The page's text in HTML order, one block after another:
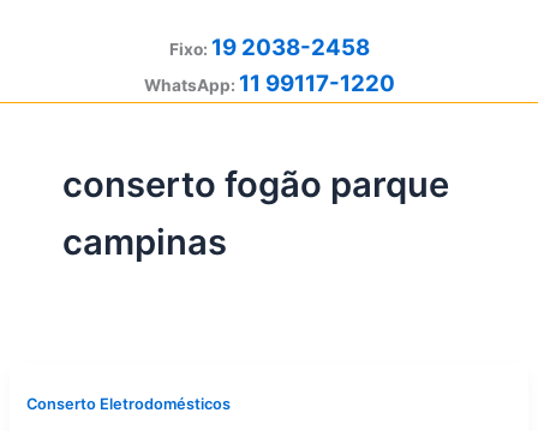
Fixo: 19 2038-2458
WhatsApp: 11 99117-1220
conserto fogão parque
campinas
Conserto Eletrodomésticos